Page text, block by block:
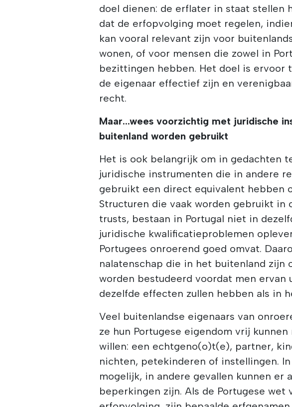
doel dienen: de erflater in staat stellen
dat de erfopvolging moet regelen,
kan vooral relevant zijn voor
wonen, of voor mensen die zowel in
bezittingen hebben. Het doel is ervoor
de eigenaar effectief zijn en
recht.
Maar...wees voorzichtig met juridische
buitenland worden gebruikt
Het is ook belangrijk om in gedachten
juridische instrumenten die in andere
gebruikt een direct equivalent hebben
Structuren die vaak worden gebruikt in
trusts, bestaan in Portugal niet in
juridische kwalificatieproblemen
Portugees onroerend goed omvat.
nalatenschap die in het buitenland zijn
worden bestudeerd voordat men ervan
dezelfde effecten zullen hebben als in
Veel buitenlandse eigenaars van
ze hun Portugese eigendom vrij
willen: een echtgeno(o)t(e), partner,
nichten, petekinderen of instellingen.
mogelijk, in andere gevallen kunnen er
beperkingen zijn. Als de Portugese wet